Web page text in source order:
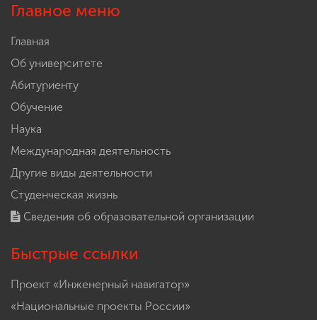
Главное меню
Главная
Об университете
Абитуриенту
Обучение
Наука
Международная деятельность
Другие виды деятельности
Студенческая жизнь
Сведения об образовательной организации
Быстрые ссылки
Проект «Инженерный навигатор»
«Национальные проекты России»